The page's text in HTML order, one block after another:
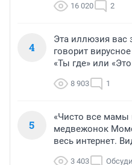
16 020 2
4
Эта иллюзия вас
говорит
«Ты где» или
8 903 1
5
«Чисто все мамы
медвежонок
весь интернет.
3 403